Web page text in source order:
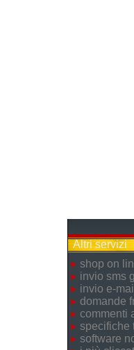
Altri servizi
shop on
invio sms
invio e-
domande
commenti
specifiche
software